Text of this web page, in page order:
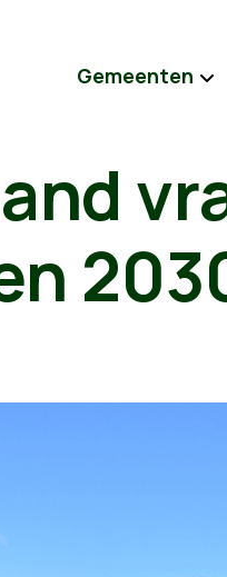
Gemeenten